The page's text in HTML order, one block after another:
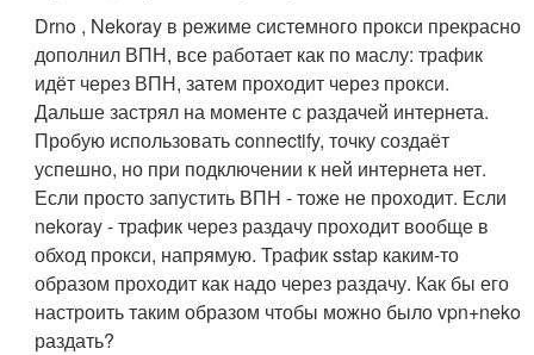
Drno , Nekoray в режиме системного прокси прекрасно
дополнил ВПН, все работает как по маслу: трафик
идёт через ВПН, затем проходит через прокси.
Дальше застрял на моменте с раздачей интернета.
Пробую использовать connectify, точку создаёт
успешно, но при подключении к ней интернета нет.
Если просто запустить ВПН - тоже не проходит. Если
nekoray - трафик через раздачу проходит вообще в
обход прокси, напрямую. Трафик sstap каким-то
образом проходит как надо через раздачу. Как бы его
настроить таким образом чтобы можно было vpn+neko
раздать?